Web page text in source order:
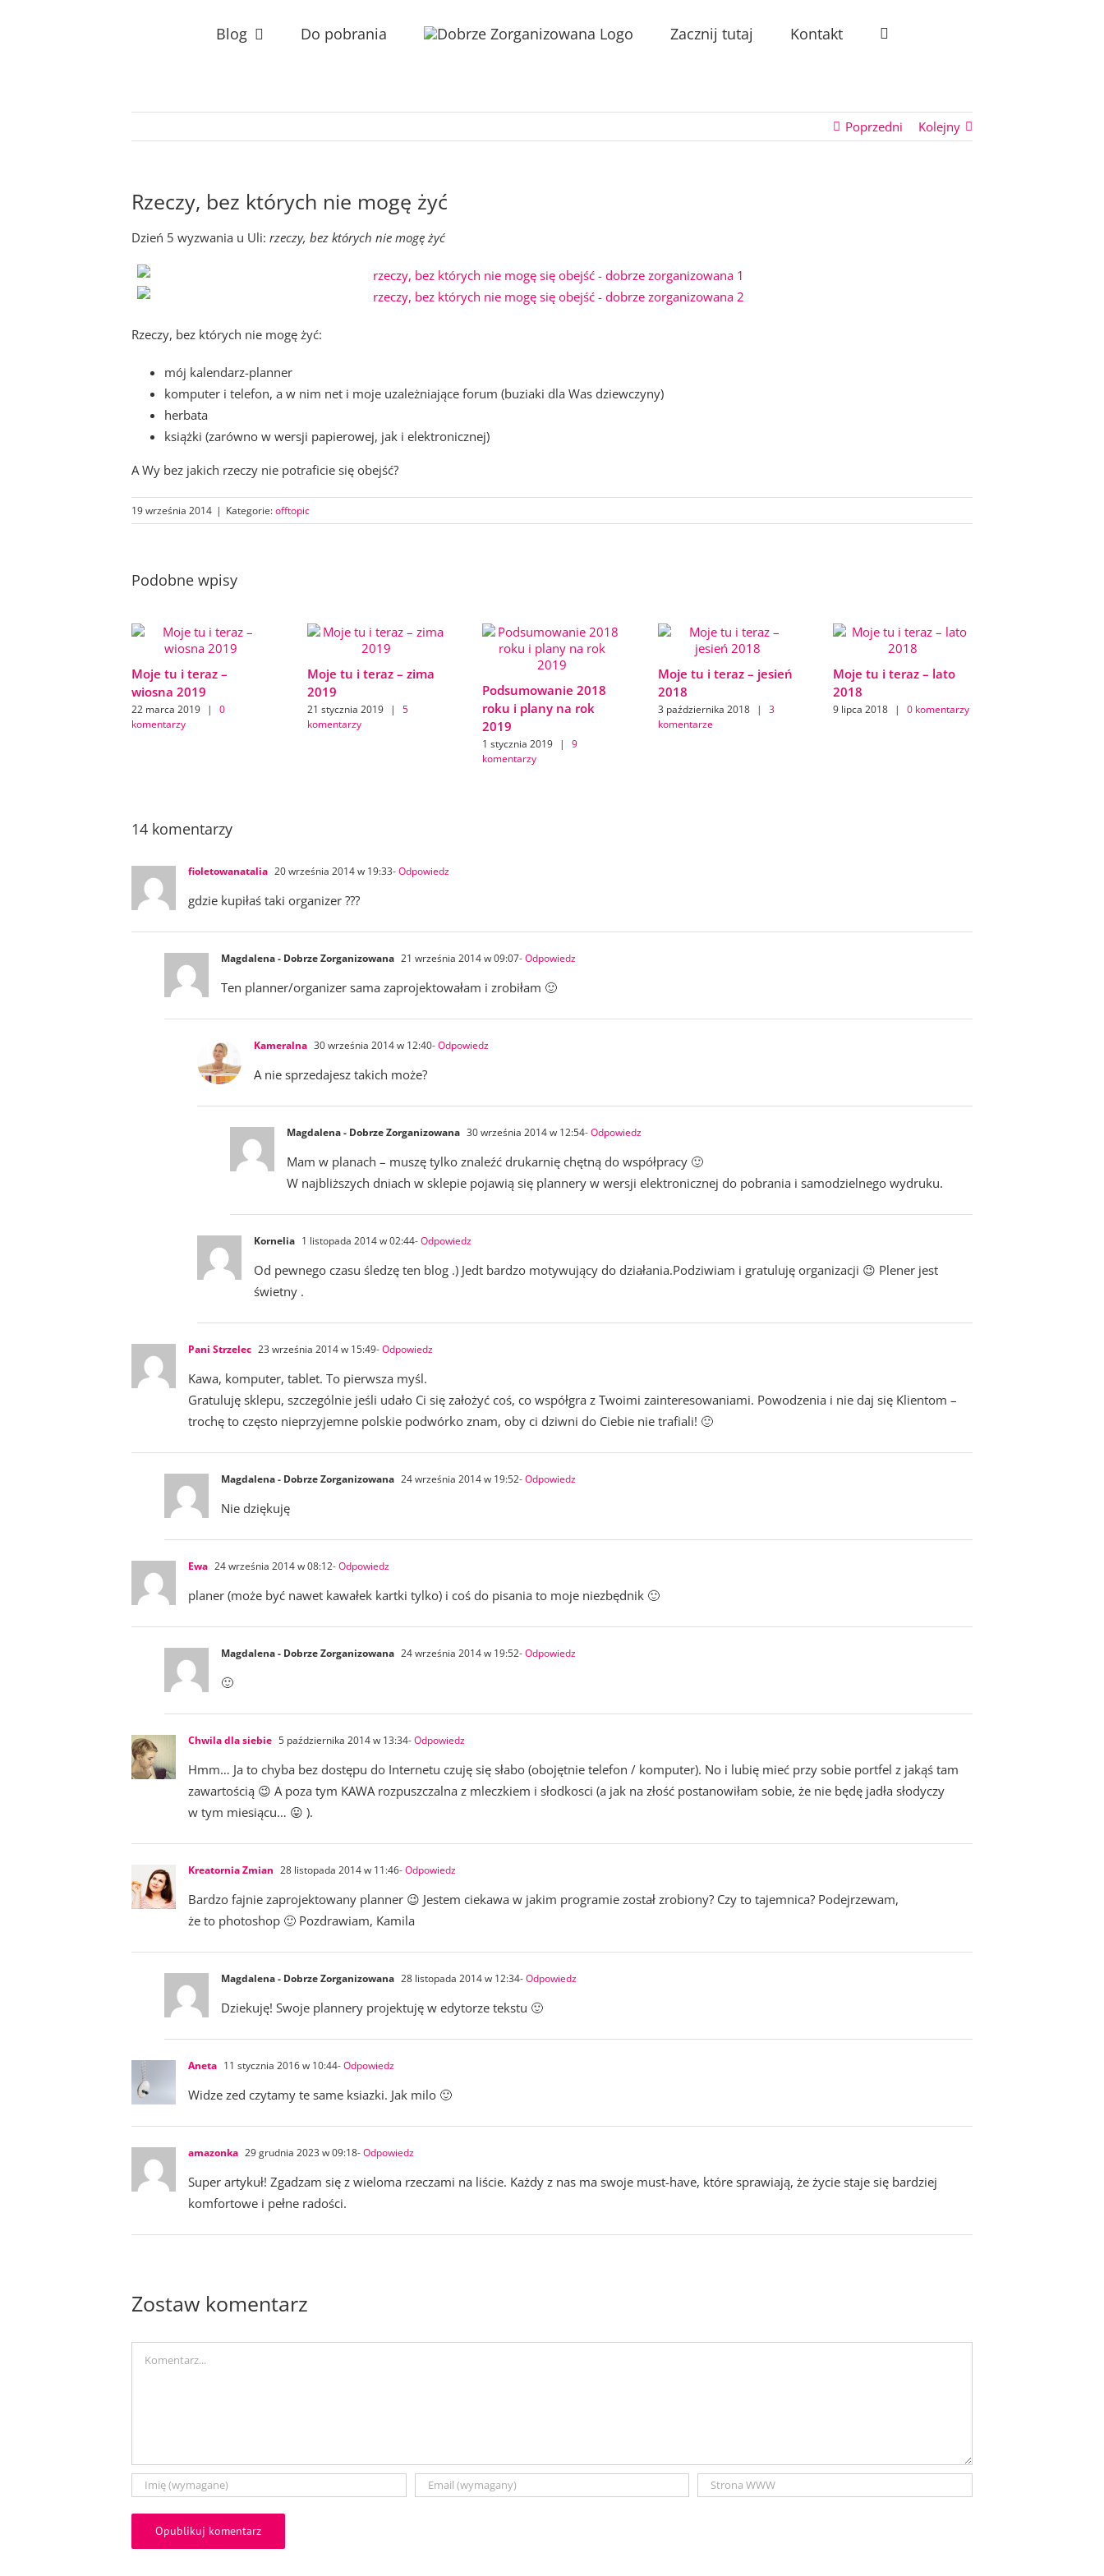
Blog Do pobrania Zacznij tutaj Kontakt
Poprzedni Kolejny
Rzeczy, bez których nie mogę żyć
Dzień 5 wyzwania u Uli: rzeczy, bez których nie mogę żyć
Rzeczy, bez których nie mogę żyć:
mój kalendarz-planner
komputer i telefon, a w nim net i moje uzależniające forum (buziaki dla Was dziewczyny)
herbata
książki (zarówno w wersji papierowej, jak i elektronicznej)
A Wy bez jakich rzeczy nie potraficie się obejść?
19 września 2014 | Kategorie:offtopic
Podobne wpisy
Moje tu i teraz –
wiosna 2019
22 marca 2019 |
0
komentarzy
Moje tu i teraz – zima
2019
21 stycznia 2019 |
5
komentarzy
Podsumowanie 2018
roku i plany na rok
2019
1 stycznia 2019 |
9
komentarzy
Moje tu i teraz – jesień
2018
3 października 2018 |
3
komentarze
Moje tu i teraz – lato
2018
9 lipca 2018 | 0 komentarzy
14 komentarzy
fioletowanatalia 20 września 2014 w 19:33- Odpowiedz
gdzie kupiłaś taki organizer ???
Magdalena - Dobrze Zorganizowana 21 września 2014 w 09:07- Odpowiedz
Ten planner/organizer sama zaprojektowałam i zrobiłam 🙂
Kameralna 30 września 2014 w 12:40- Odpowiedz
A nie sprzedajesz takich może?
Magdalena - Dobrze Zorganizowana 30 września 2014 w 12:54- Odpowiedz
Mam w planach – muszę tylko znaleźć drukarnię chętną do współpracy 🙂
W najbliższych dniach w sklepie pojawią się plannery w wersji elektronicznej do pobrania i samodzielnego wydruku.
Kornelia 1 listopada 2014 w 02:44- Odpowiedz
Od pewnego czasu śledzę ten blog .) Jedt bardzo motywujący do działania.Podziwiam i gratuluję organizacji 😉 Plener jest
świetny .
Pani Strzelec 23 września 2014 w 15:49- Odpowiedz
Kawa, komputer, tablet. To pierwsza myśl.
Gratuluję sklepu, szczególnie jeśli udało Ci się założyć coś, co współgra z Twoimi zainteresowaniami. Powodzenia i nie daj się Klientom –
trochę to często nieprzyjemne polskie podwórko znam, oby ci dziwni do Ciebie nie trafiali! 🙂
Magdalena - Dobrze Zorganizowana 24 września 2014 w 19:52- Odpowiedz
Nie dziękuję
Ewa 24 września 2014 w 08:12- Odpowiedz
planer (może być nawet kawałek kartki tylko) i coś do pisania to moje niezbędnik 🙂
Magdalena - Dobrze Zorganizowana 24 września 2014 w 19:52- Odpowiedz
🙂
Chwila dla siebie 5 października 2014 w 13:34- Odpowiedz
Hmm… Ja to chyba bez dostępu do Internetu czuję się słabo (obojętnie telefon / komputer). No i lubię mieć przy sobie portfel z jakąś tam
zawartością 😉 A poza tym KAWA rozpuszczalna z mleczkiem i słodkosci (a jak na złość postanowiłam sobie, że nie będę jadła słodyczy
w tym miesiącu… 😛 ).
Kreatornia Zmian 28 listopada 2014 w 11:46- Odpowiedz
Bardzo fajnie zaprojektowany planner 😉 Jestem ciekawa w jakim programie został zrobiony? Czy to tajemnica? Podejrzewam,
że to photoshop 🙂 Pozdrawiam, Kamila
Magdalena - Dobrze Zorganizowana 28 listopada 2014 w 12:34- Odpowiedz
Dziekuję! Swoje plannery projektuję w edytorze tekstu 🙂
Aneta 11 stycznia 2016 w 10:44- Odpowiedz
Widze zed czytamy te same ksiazki. Jak milo 🙂
amazonka 29 grudnia 2023 w 09:18- Odpowiedz
Super artykuł! Zgadzam się z wieloma rzeczami na liście. Każdy z nas ma swoje must-have, które sprawiają, że życie staje się bardziej
komfortowe i pełne radości.
Zostaw komentarz